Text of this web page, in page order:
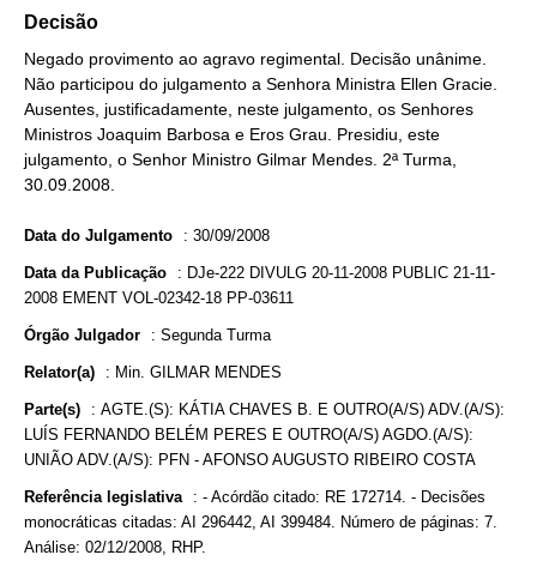
Decisão
Negado provimento ao agravo regimental. Decisão unânime.
Não participou do julgamento a Senhora Ministra Ellen Gracie.
Ausentes, justificadamente, neste julgamento, os Senhores
Ministros Joaquim Barbosa e Eros Grau. Presidiu, este
julgamento, o Senhor Ministro Gilmar Mendes. 2ª Turma,
30.09.2008.
Data do Julgamento : 30/09/2008
Data da Publicação : DJe-222 DIVULG 20-11-2008 PUBLIC 21-11-
2008 EMENT VOL-02342-18 PP-03611
Órgão Julgador : Segunda Turma
Relator(a) : Min. GILMAR MENDES
Parte(s) : AGTE.(S): KÁTIA CHAVES B. E OUTRO(A/S) ADV.(A/S):
LUÍS FERNANDO BELÉM PERES E OUTRO(A/S) AGDO.(A/S):
UNIÃO ADV.(A/S): PFN - AFONSO AUGUSTO RIBEIRO COSTA
Referência legislativa : - Acórdão citado: RE 172714. - Decisões
monocráticas citadas: AI 296442, AI 399484. Número de páginas: 7.
Análise: 02/12/2008, RHP.